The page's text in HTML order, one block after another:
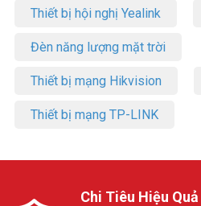
Thiết bị hội nghị Yealink
Đèn năng lượng mặt trời
Thiết bị mạng Hikvision
Thiết bị mạng TP-LINK
Chi Tiêu Hiệu Quả